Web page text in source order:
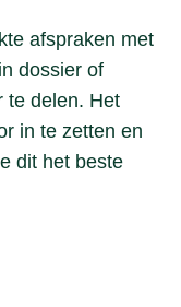
afspraken met
dossier of
te delen. Het
in te zetten en
dit het beste